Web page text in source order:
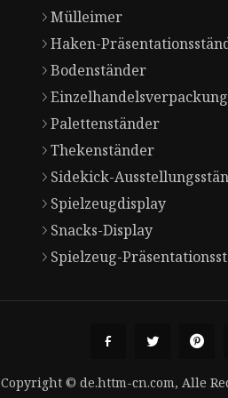
Mülleimer
Haken-
Bodenständer
Palettenständer
Thekenständer
Sidekick-
Spielzeugdisplay
Snacks-Display
Spielzeug-
Copyright © de.httm-cn.com, Alle